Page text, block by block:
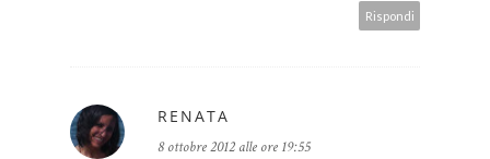
Rispondi
RENATA
8 ottobre 2012 alle ore 19:55